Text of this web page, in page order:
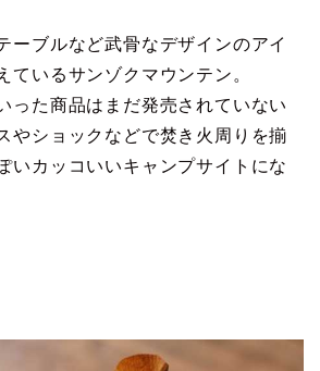
ーブルなど武骨なデザインのアイ
ているサンゾクマウンテン。
った商品はまだ発売されていない
やショックなどで焚き火周りを揃
いカッコいいキャンプサイトにな